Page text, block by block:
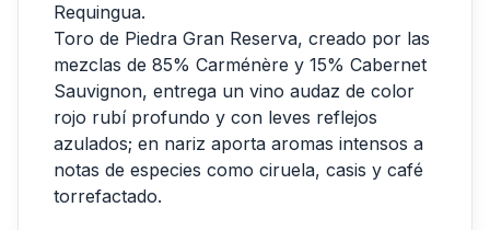
Requingua.
Toro de Piedra Gran Reserva, creado por las
mezclas de 85% Carménère y 15% Cabernet
Sauvignon, entrega un vino audaz de color
rojo rubí profundo y con leves reflejos
azulados; en nariz aporta aromas intensos a
notas de especies como ciruela, casis y café
torrefactado.